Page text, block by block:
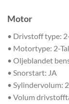
Motor
• Drivstoff type:
• Motortype: 2-
• Oljeblandet
• Snorstart: JA
• Sylindervolum:
• Volum